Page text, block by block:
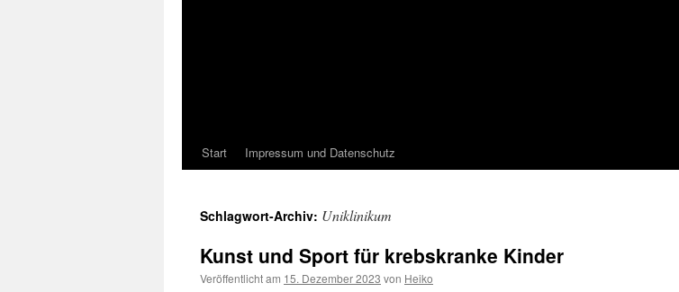
Start Impressum und Datenschutz
Schlagwort-Archiv: Uniklinikum
Kunst und Sport für krebskranke Kinder
Veröffentlicht am 15. Dezember 2023 von Heiko